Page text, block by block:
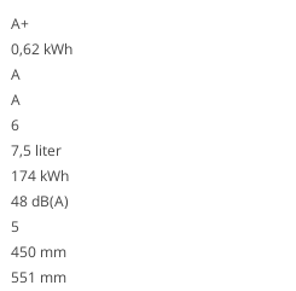
A+
0,62 kWh
A
A
6
7,5 liter
174 kWh
48 dB(A)
5
450 mm
551 mm